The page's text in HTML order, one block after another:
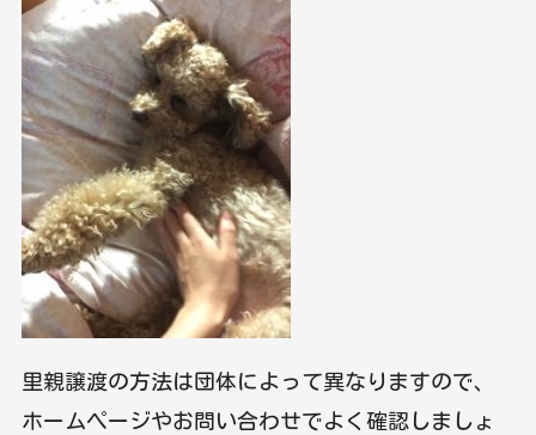
里親譲渡の方法は団体によって異なりますので、
ホームページやお問い合わせでよく確認しましょ